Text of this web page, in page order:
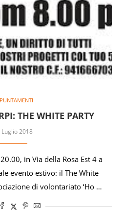
THE WHITE PARTY
Luglio 2018
in Via della Rosa Est 4 a
evento estivo: il The White
di volontariato ‘Ho …